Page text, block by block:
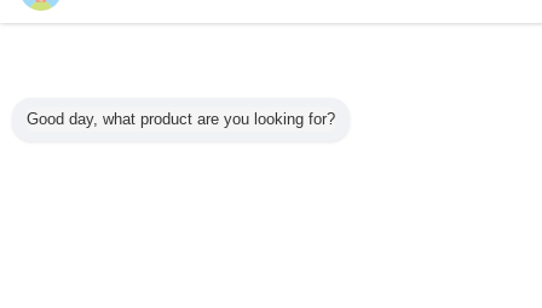
Good day, what product are you looking for?